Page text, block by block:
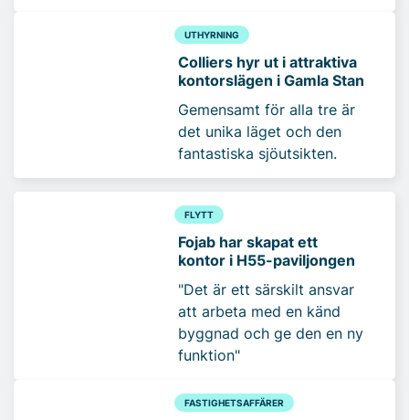
UTHYRNING
Colliers hyr ut i attraktiva
kontorslägen i Gamla Stan
Gemensamt för alla tre är
det unika läget och den
fantastiska sjöutsikten.
FLYTT
Fojab har skapat ett
kontor i H55-paviljongen
"Det är ett särskilt ansvar
att arbeta med en känd
byggnad och ge den en ny
funktion"
FASTIGHETSAFFÄRER